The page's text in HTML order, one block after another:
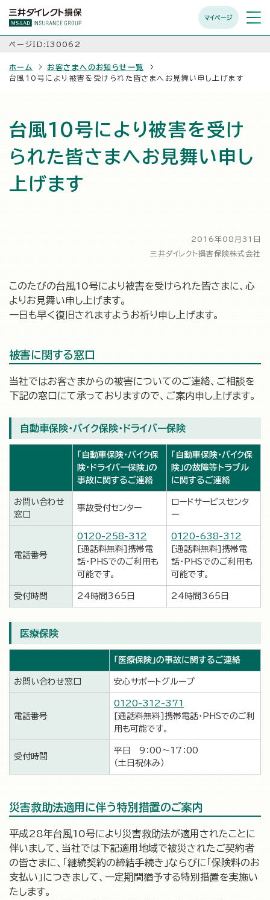
マイページ
メニュ
開く
ページID:I30062
ホーム
お客さまへのお知らせ一覧
台風10号により被害を受けられた皆さまへお見舞い申し上げます
台風10号により被害を受け
られた皆さまへお見舞い申し
上げます
2016年08月31日
三井ダイレクト損害保険株式会社
このたびの台風10号により被害を受けられた皆さまに、心
よりお見舞い申し上げます。
一日も早く復旧されますようお祈り申し上げます。
被害に関する窓口
当社ではお客さまからの被害についてのご連絡、ご相談を
下記の窓口にて承っておりますので、ご案内申し上げます。
自動車保険・バイク保険・ドライバー保険
「自動車保険・バイク保
険・ドライバー保険」の
事故に関するご連絡
「自動車保険・バイク保
険」の故障等トラブル
に関するご連絡
お問い合わせ
窓口
事故受付センター
ロードサービスセンタ
ー
電話番号
0120-258-312
[通話料無料]携帯電
話・PHSでのご利用も
可能です。
0120-638-312
[通話料無料]携帯電
話・PHSでのご利用も
可能です。
受付時間 24時間365日 24時間365日
医療保険
「医療保険」の事故に関するご連絡
お問い合わせ窓口 安心サポートグループ
電話番号
0120-312-371
[通話料無料]携帯電話・PHSでのご利
用も可能です。
受付時間
平日 9：00～17：00
（土日祝休み）
災害救助法適用に伴う特別措置のご案内
平成28年台風10号により災害救助法が適用されたことに
伴いまして、当社では下記適用地域で被災されたご契約者
の皆さまに、「継続契約の締結手続き」ならびに「保険料のお
支払い」につきまして、一定期間猶予する特別措置を実施い
たします。